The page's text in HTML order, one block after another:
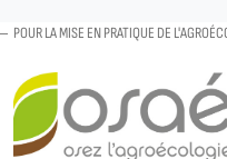
POUR LA MISE EN PRATIQUE DE